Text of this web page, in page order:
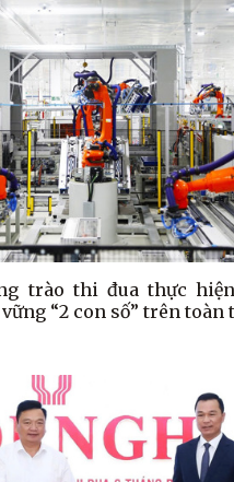
trào thi đua thực
“2 con số” trên toàn